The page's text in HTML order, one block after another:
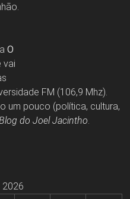
O
vai
FM (106,9 Mhz).
um pouco (política, cultura,
do Joel Jacintho.